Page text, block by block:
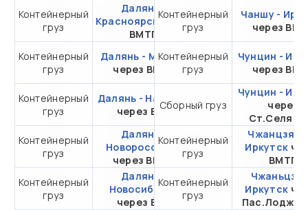
Контейнерный
груз
Далянь -
Красноярскчерез
ВМТП
от 277 155,41 ₽ за
20DC
Контейнерный
груз
Далянь - Москва
через ВМКТ
от 365 249,41 ₽ за
20DC
Контейнерный
груз
Далянь - Находка
через ВСК
от 144 324,41 ₽ за
Контейнерный
груз
Далянь -
Новороссийск
через ВМТП
от 485 387,36 ₽ за
20DC
Контейнерный
груз
Далянь -
Новосибирск
через ВСК
от 290 687,41 ₽ за
20DC
Контейнерный
груз
Чаншу -
через
Контейнерный
груз
Чунцин -
через
Сборный груз
Чунцин -
через
Контейнерный
груз
Иркутск
ВМТП
Контейнерный
груз
Иркутск